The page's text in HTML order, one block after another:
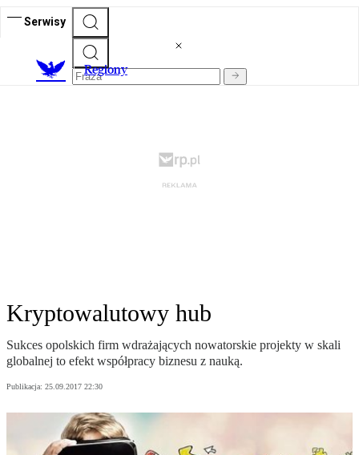
Serwisy
Regiony
Kryptowalutowy hub
Sukces opolskich firm wdrażających nowatorskie projekty w skali
globalnej to efekt współpracy biznesu z nauką.
Publikacja: 25.09.2017 22:30